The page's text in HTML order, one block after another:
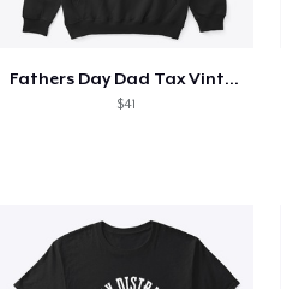
Fathers Day Dad Tax Vintage Papa T-Shirt
$41